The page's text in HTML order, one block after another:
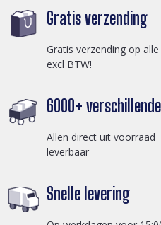
Gratis verzending
Gratis verzending op
excl BTW!
6000+
Allen direct uit voorraad
leverbaar
Snelle levering